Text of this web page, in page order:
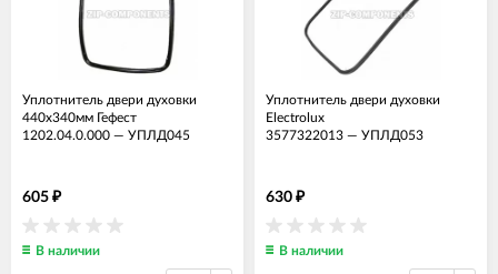
Уплотнитель двери духовки
440x340мм Гефест
1202.04.0.000 — УПЛД045
605 ₽
В наличии
Уплотнитель двери духовки
Electrolux
3577322013 — УПЛД053
630 ₽
В наличии